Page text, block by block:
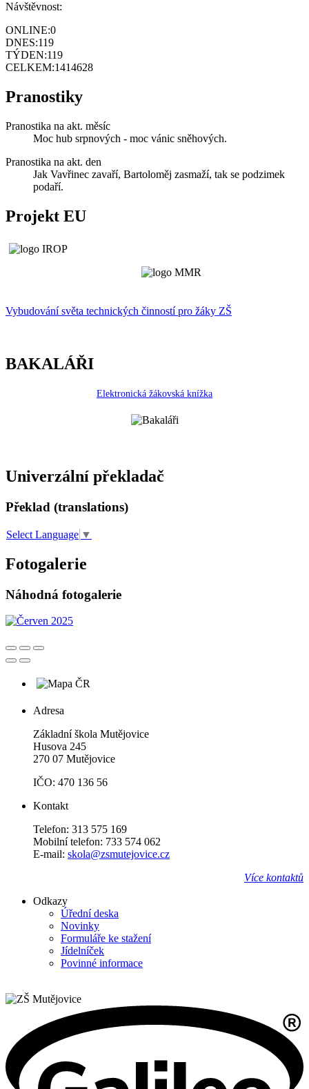
Návštěvnost:
ONLINE:0
DNES:119
TÝDEN:119
CELKEM:1414628
Pranostiky
Pranostika na akt. měsíc
Moc hub srpnových - moc vánic sněhových.
Pranostika na akt. den
Jak Vavřinec zavaří, Bartoloměj zasmaží, tak se podzimek
podaří.
Projekt EU
Vybudování světa technických činností pro žáky ZŠ
BAKALÁŘI
Elektronická žákovská knížka
Univerzální překladač
Překlad (translations)
Select Language ▼
Fotogalerie
Náhodná fotogalerie
Adresa
Základní škola Mutějovice
Husova 245
270 07 Mutějovice
IČO: 470 136 56
Kontakt
Telefon: 313 575 169
Mobilní telefon: 733 574 062
E-mail: skola@zsmutejovice.cz
Více kontaktů
Odkazy
Úřední deska
Novinky
Formuláře ke stažení
Jídelníček
Povinné informace